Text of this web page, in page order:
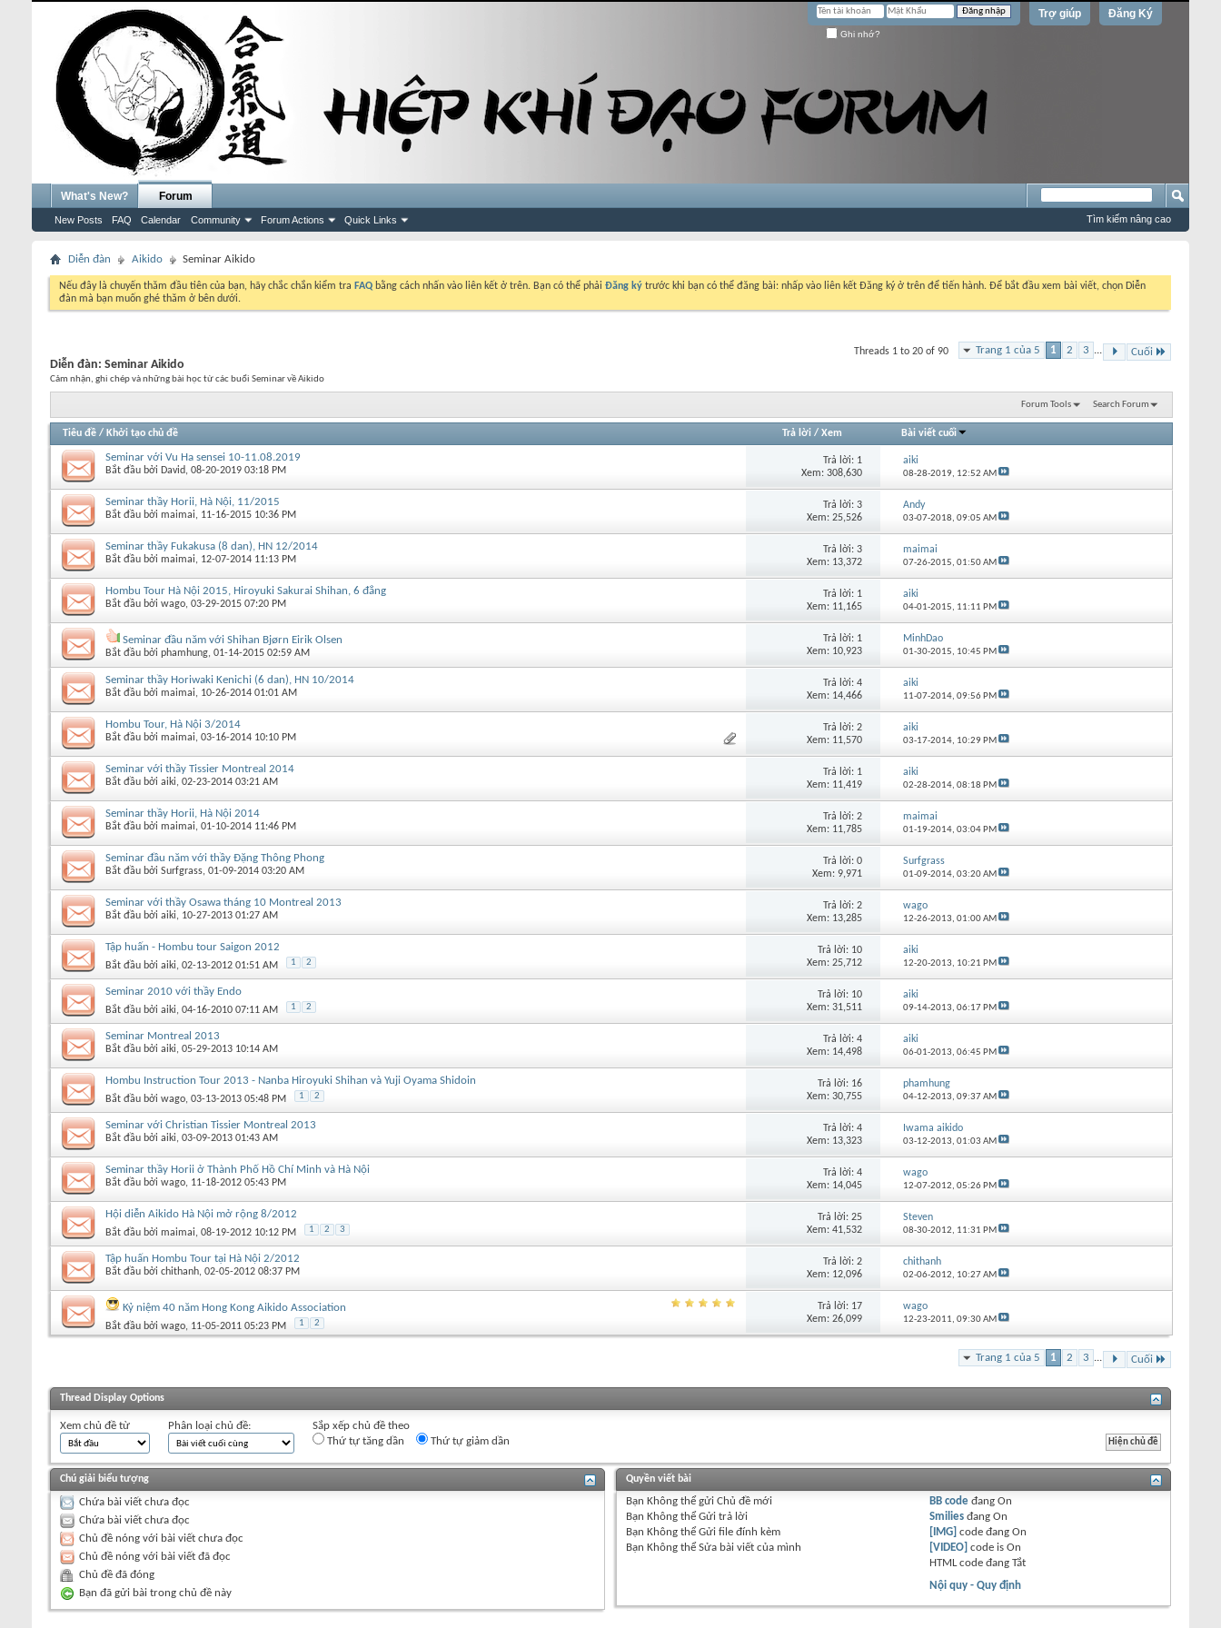
Đăng Ký
Trợ giúp
Ghi nhớ?
What's New? Forum
New Posts FAQ Calendar Community Forum Actions Quick Links Tìm kiếm nâng cao
Diễn đàn Aikido Seminar Aikido
Nếu đây là chuyến thăm đầu tiên của bạn, hãy chắc chắn kiểm tra FAQ bằng cách nhấn vào liên kết ở trên. Bạn có thể phải Đăng ký trước khi bạn có thể đăng bài: nhấp vào liên kết Đăng ký ở trên để tiến hành. Để bắt đầu xem bài viết, chọn Diễn
đàn mà bạn muốn ghé thăm ở bên dưới.
Trang 1 của 5 1 2 3 ... Cuối
Threads 1 to 20 of 90
Diễn đàn: Seminar Aikido
Cảm nhận, ghi chép và những bài học từ các buổi Seminar về Aikido
Forum Tools Search Forum
Tiêu đề / Khởi tạo chủ đề Trả lời /Xem Bài viết cuối
Seminar với Vu Ha sensei 10-11.08.2019
Bắt đầu bởi David‎, 08-20-2019 03:18 PM
Trả lời: 1
Xem: 308,630
aiki
08-28-2019, 12:52 AM
Seminar thầy Horii, Hà Nội, 11/2015
Bắt đầu bởi maimai‎, 11-16-2015 10:36 PM
Trả lời:3
Xem: 25,526
Andy
03-07-2018, 09:05 AM
Seminar thầy Fukakusa (8 dan), HN 12/2014
Bắt đầu bởi maimai‎, 12-07-2014 11:13 PM
Trả lời:3
Xem: 13,372
maimai
07-26-2015, 01:50 AM
Hombu Tour Hà Nội 2015, Hiroyuki Sakurai Shihan, 6 đẳng
Bắt đầu bởi wago‎, 03-29-2015 07:20 PM
Trả lời: 1
Xem: 11,165
aiki
04-01-2015, 11:11 PM
Seminar đầu năm với Shihan Bjørn Eirik Olsen
Bắt đầu bởi phamhung‎, 01-14-2015 02:59 AM
Trả lời: 1
Xem: 10,923
MinhDao
01-30-2015, 10:45 PM
Seminar thầy Horiwaki Kenichi (6 dan), HN 10/2014
Bắt đầu bởi maimai‎, 10-26-2014 01:01 AM
Trả lời:4
Xem: 14,466
aiki
11-07-2014, 09:56 PM
Hombu Tour, Hà Nội 3/2014
Bắt đầu bởi maimai‎, 03-16-2014 10:10 PM
Trả lời:2
Xem: 11,570
aiki
03-17-2014, 10:29 PM
Seminar với thầy Tissier Montreal 2014
Bắt đầu bởi aiki‎, 02-23-2014 03:21 AM
Trả lời: 1
Xem: 11,419
aiki
02-28-2014, 08:18 PM
Seminar thầy Horii, Hà Nội 2014
Bắt đầu bởi maimai‎, 01-10-2014 11:46 PM
Trả lời:2
Xem: 11,785
maimai
01-19-2014, 03:04 PM
Seminar đầu năm với thầy Đặng Thông Phong
Bắt đầu bởi Surfgrass‎, 01-09-2014 03:20 AM
Trả lời:0
Xem: 9,971
Surfgrass
01-09-2014, 03:20 AM
Seminar với thầy Osawa tháng 10 Montreal 2013
Bắt đầu bởi aiki‎, 10-27-2013 01:27 AM
Trả lời:2
Xem: 13,285
wago
12-26-2013, 01:00 AM
Tập huấn - Hombu tour Saigon 2012
Bắt đầu bởi aiki‎, 02-13-2012 01:51 AM 1 2
Trả lời: 10
Xem: 25,712
aiki
12-20-2013, 10:21 PM
Seminar 2010 với thầy Endo
Bắt đầu bởi aiki‎, 04-16-2010 07:11 AM 1 2
Trả lời: 10
Xem: 31,511
aiki
09-14-2013, 06:17 PM
Seminar Montreal 2013
Bắt đầu bởi aiki‎, 05-29-2013 10:14 AM
Trả lời:4
Xem: 14,498
aiki
06-01-2013, 06:45 PM
Hombu Instruction Tour 2013 - Nanba Hiroyuki Shihan và Yuji Oyama Shidoin
Bắt đầu bởi wago‎, 03-13-2013 05:48 PM 1 2
Trả lời: 16
Xem: 30,755
phamhung
04-12-2013, 09:37 AM
Seminar với Christian Tissier Montreal 2013
Bắt đầu bởi aiki‎, 03-09-2013 01:43 AM
Trả lời:4
Xem: 13,323
Iwama aikido
03-12-2013, 01:03 AM
Seminar thầy Horii ở Thành Phố Hồ Chí Minh và Hà Nội
Bắt đầu bởi wago‎, 11-18-2012 05:43 PM
Trả lời:4
Xem: 14,045
wago
12-07-2012, 05:26 PM
Hội diễn Aikido Hà Nội mở rộng 8/2012
Bắt đầu bởi maimai‎, 08-19-2012 10:12 PM 1 2 3
Trả lời:25
Xem: 41,532
Steven
08-30-2012, 11:31 PM
Tập huấn Hombu Tour tại Hà Nội 2/2012
Bắt đầu bởi chithanh‎, 02-05-2012 08:37 PM
Trả lời:2
Xem: 12,096
chithanh
02-06-2012, 10:27 AM
Kỷ niệm 40 năm Hong Kong Aikido Association
Bắt đầu bởi wago‎, 11-05-2011 05:23 PM 1 2
Trả lời: 17
Xem: 26,099
wago
12-23-2011, 09:30 AM
Trang 1 của 5 1 2 3 ... Cuối
Thread Display Options
Xem chủ đề từ Phân loại chủ đề:
Sắp xếp chủ đề theo
Thứ tự tăng dần
Thứ tự giảm dần
Chú giải biểu tượng
Chứa bài viết chưa đọc
Chứa bài viết chưa đọc
Chủ đề nóng với bài viết chưa đọc
Chủ đề nóng với bài viết đã đọc
Chủ đề đã đóng
Bạn đã gửi bài trong chủ đề này
Quyền viết bài
BạnKhông thể gửi Chủ đề mới
BạnKhông thể Gửi trả lời
BạnKhông thể Gửi file đính kèm
BạnKhông thể Sửa bài viết của mình
BB code đangOn
Smilies đangOn
[IMG] code đangOn
[VIDEO] code isOn
HTML code đangTắt
Nội quy - Quy định